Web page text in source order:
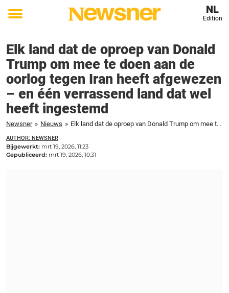
Toggle
NL
Edition
Elk land dat de oproep van Donald
Trump om mee te doen aan de
oorlog tegen Iran heeft afgewezen
– en één verrassend land dat wel
heeft ingestemd
Newsner » Nieuws » Elk land dat de oproep van Donald Trump om mee te doen aan de oorlog tegen Iran heeft afgewezen – en één verrassend land dat wel heeft ingestemd
AUTHOR: NEWSNER
Bijgewerkt: mrt 19, 2026, 11:23
Gepubliceerd: mrt 19, 2026, 10:31